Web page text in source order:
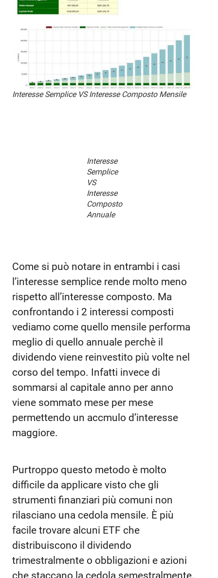
Interesse Semplice VS Interesse Composto Mensile
Interesse
Semplice
VS
Interesse
Composto
Annuale
Come si può notare in entrambi i casi
l’interesse semplice rende molto meno
rispetto all’interesse composto. Ma
confrontando i 2 interessi composti
vediamo come quello mensile performa
meglio di quello annuale perchè il
dividendo viene reinvestito più volte nel
corso del tempo. Infatti invece di
sommarsi al capitale anno per anno
viene sommato mese per mese
permettendo un accmulo d’interesse
maggiore.
Purtroppo questo metodo è molto
difficile da applicare visto che gli
strumenti finanziari più comuni non
rilasciano una cedola mensile. È più
facile trovare alcuni ETF che
distribuiscono il dividendo
trimestralmente o obbligazioni e azioni
che staccano la cedola semestralmente.